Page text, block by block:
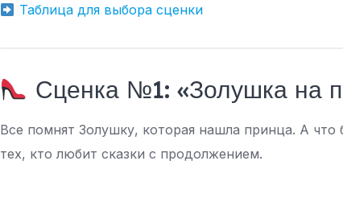
Таблица для выбора сценки
Сценка №1: «Золушка на
Все помнят Золушку, которая нашла принца. А что
тех, кто любит сказки с продолжением.